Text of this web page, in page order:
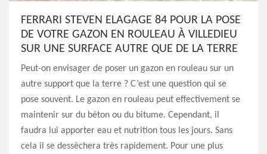
FERRARI STEVEN ELAGAGE 84 POUR LA POSE
DE VOTRE GAZON EN ROULEAU À VILLEDIEU
SUR UNE SURFACE AUTRE QUE DE LA TERRE
Peut-on envisager de poser un gazon en rouleau sur un
autre support que la terre ? C’est une question qui se
pose souvent. Le gazon en rouleau peut effectivement se
maintenir sur du béton ou du bitume. Cependant, il
faudra lui apporter eau et nutrition tous les jours. Sans
cela il se dessèchera très rapidement. Pour une plus